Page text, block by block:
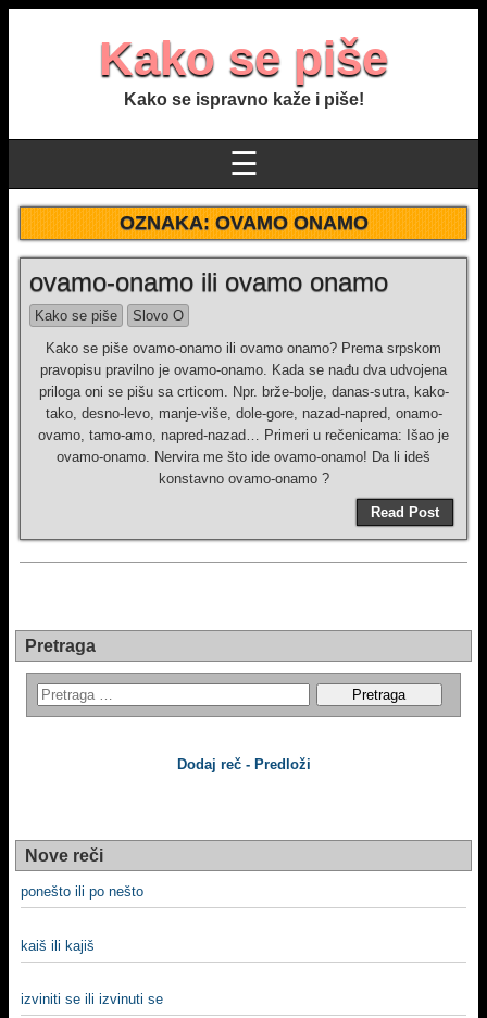
Kako se piše
Kako se ispravno kaže i piše!
☰
OZNAKA:OVAMO ONAMO
ovamo-onamo ili ovamo onamo
Kako se piše
Slovo O
Kako se piše ovamo-onamo ili ovamo onamo? Prema srpskom
pravopisu pravilno je ovamo-onamo. Kada se nađu dva udvojena
priloga oni se pišu sa crticom. Npr. brže-bolje, danas-sutra, kako-
tako, desno-levo, manje-više, dole-gore, nazad-napred, onamo-
ovamo, tamo-amo, napred-nazad… Primeri u rečenicama: Išao je
ovamo-onamo. Nervira me što ide ovamo-onamo! Da li ideš
konstavno ovamo-onamo ?
Read Post
Pretraga
Dodaj reč - Predloži
Nove reči
ponešto ili po nešto
kaiš ili kajiš
izviniti se ili izvinuti se